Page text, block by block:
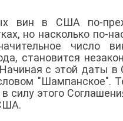
вин в США по-
но насколько по-
число
становится
с этой даты
"Шампанское".
силу этого